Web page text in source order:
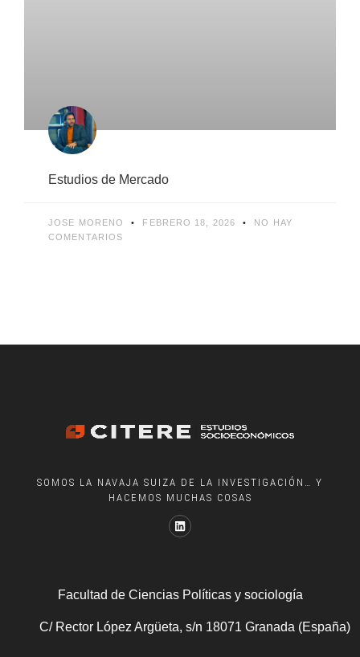
Estudios de Mercado
JOSE MORENO FEBRERO 18, 2026
NO HAY
COMENTARIOS
SOMOS LA NAVAJA SUIZA DE LA INVESTIGACIÓN… Y
HACEMOS MUCHAS COSAS
Facultad de Ciencias Políticas y sociología
C/ Rector López Argüeta, s/n 18071 Granada (España)